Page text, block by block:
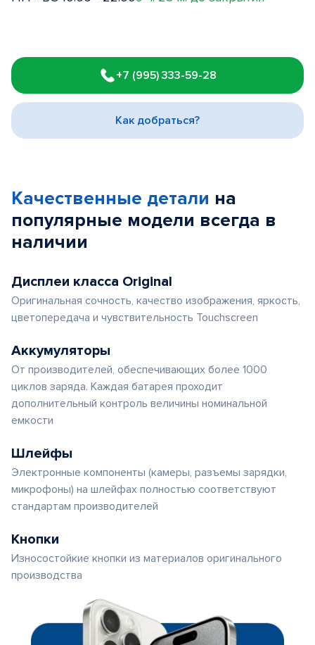
1
of
3
+7 (995) 333-59-28
Как добраться?
Качественные детали на
популярные модели всегда в
наличии
Дисплеи класса Original
Оригинальная сочность, качество изображения, яркость,
цветопередача и чувствительность Touchscreen
Аккумуляторы
От производителей, обеспечивающих более 1000
циклов заряда. Каждая батарея проходит
дополнительный контроль величины номинальной
емкости
Шлейфы
Электронные компоненты (камеры, разъемы зарядки,
микрофоны) на шлейфах полностью соответствуют
стандартам производителей
Кнопки
Износостойкие кнопки из материалов оригинального
производства